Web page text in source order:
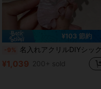
¥103 節約
-9% 名入れアクリルDIYシックヘアクリップ 女性用 ヘアクロー ヘアピン 彼女・花嫁・ブライズメイドへのギフトに最適 記念日 バレンタインデー 母の日 誕生日 父の日 卒業式 結婚式 新築祝い 普段使い用
¥1,039 200+ sold